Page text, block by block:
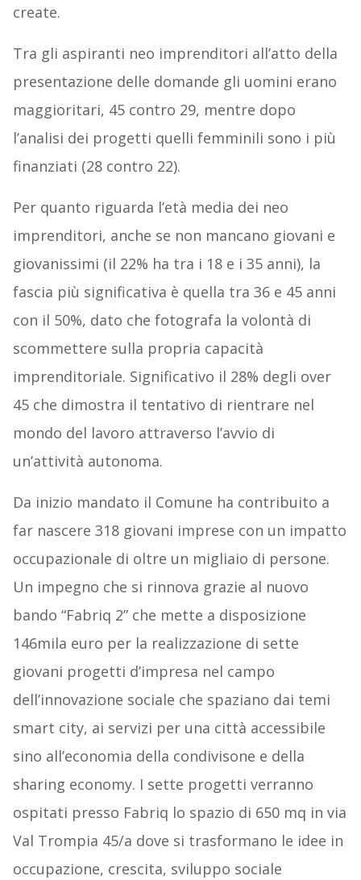
create.
Tra gli aspiranti neo imprenditori all’atto della
presentazione delle domande gli uomini erano
maggioritari, 45 contro 29, mentre dopo
l’analisi dei progetti quelli femminili sono i più
finanziati (28 contro 22).
Per quanto riguarda l’età media dei neo
imprenditori, anche se non mancano giovani e
giovanissimi (il 22% ha tra i 18 e i 35 anni), la
fascia più significativa è quella tra 36 e 45 anni
con il 50%, dato che fotografa la volontà di
scommettere sulla propria capacità
imprenditoriale. Significativo il 28% degli over
45 che dimostra il tentativo di rientrare nel
mondo del lavoro attraverso l’avvio di
un’attività autonoma.
Da inizio mandato il Comune ha contribuito a
far nascere 318 giovani imprese con un impatto
occupazionale di oltre un migliaio di persone.
Un impegno che si rinnova grazie al nuovo
bando “Fabriq 2” che mette a disposizione
146mila euro per la realizzazione di sette
giovani progetti d’impresa nel campo
dell’innovazione sociale che spaziano dai temi
smart city, ai servizi per una città accessibile
sino all’economia della condivisone e della
sharing economy. I sette progetti verranno
ospitati presso Fabriq lo spazio di 650 mq in via
Val Trompia 45/a dove si trasformano le idee in
occupazione, crescita, sviluppo sociale